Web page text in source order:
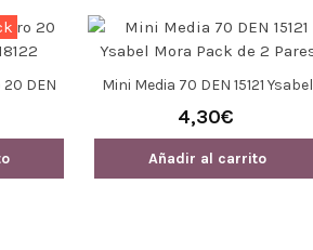
DEN
Mini Media 70 DEN 15121 Ysabel
Mora Pack De 2 Pares
4,30€
Añadir al carrito